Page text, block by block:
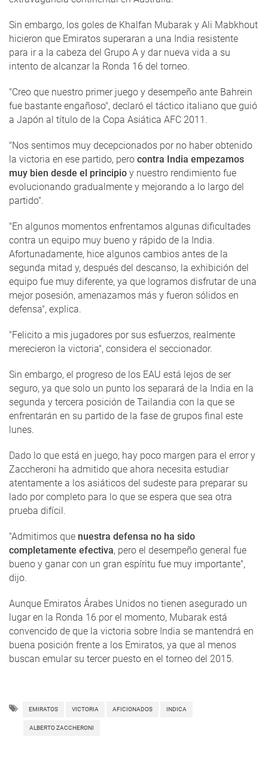
Sin embargo, los goles de Khalfan Mubarak y Ali Mabkhout
hicieron que Emiratos superaran a una India resistente
para ir a la cabeza del Grupo A y dar nueva vida a su
intento de alcanzar la Ronda 16 del torneo.
"Creo que nuestro primer juego y desempeño ante Bahrein
fue bastante engañoso", declaró el táctico italiano que guió
a Japón al título de la Copa Asiática AFC 2011.
"Nos sentimos muy decepcionados por no haber obtenido
la victoria en ese partido, pero contra India empezamos
muy bien desde el principio y nuestro rendimiento fue
evolucionando gradualmente y mejorando a lo largo del
partido".
"En algunos momentos enfrentamos algunas dificultades
contra un equipo muy bueno y rápido de la India.
Afortunadamente, hice algunos cambios antes de la
segunda mitad y, después del descanso, la exhibición del
equipo fue muy diferente, ya que logramos disfrutar de una
mejor posesión, amenazamos más y fueron sólidos en
defensa", explica.
"Felicito a mis jugadores por sus esfuerzos, realmente
merecieron la victoria", considera el seccionador.
Sin embargo, el progreso de los EAU está lejos de ser
seguro, ya que solo un punto los separará de la India en la
segunda y tercera posición de Tailandia con la que se
enfrentarán en su partido de la fase de grupos final este
lunes.
Dado lo que está en juego, hay poco margen para el error y
Zaccheroni ha admitido que ahora necesita estudiar
atentamente a los asiáticos del sudeste para preparar su
lado por completo para lo que se espera que sea otra
prueba difícil.
"Admitimos que nuestra defensa no ha sido
completamente efectiva, pero el desempeño general fue
bueno y ganar con un gran espíritu fue muy importante",
dijo.
Aunque Emiratos Árabes Unidos no tienen asegurado un
lugar en la Ronda 16 por el momento, Mubarak está
convencido de que la victoria sobre India se mantendrá en
buena posición frente a los Emiratos, ya que al menos
buscan emular su tercer puesto en el torneo del 2015.
EMIRATOS VICTORIA AFICIONADOS INDICA
ALBERTO ZACCHERONI